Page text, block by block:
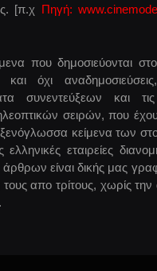
[π.χ Πηγή:
που δημοσιεύονται
και όχι
συνεντεύξεων και τις
σειρών, που
κείμενα των
ελληνικές εταιρείες
είναι δικής μας
τους απο τρίτους, χωρίς